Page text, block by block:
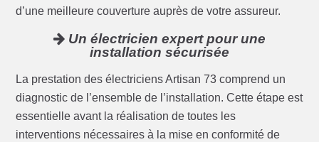
d’une meilleure couverture auprès de votre assureur.
Un électricien expert pour une
installation sécurisée
La prestation des électriciens Artisan 73 comprend un
diagnostic de l’ensemble de l’installation. Cette étape est
essentielle avant la réalisation de toutes les
interventions nécessaires à la mise en conformité de